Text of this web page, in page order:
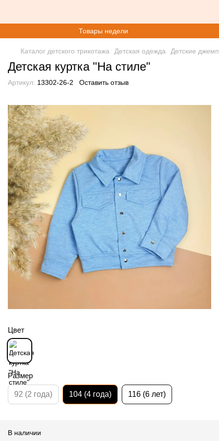
Товары недели
Каталог детского трикотажа Детская одежда Детские
Детская куртка "На стиле"
Артикул: 13302-26-2 Оставить отзыв
Цвет
Размер
92 (2 года) 104 (4 года) 116 (6 лет)
В наличии